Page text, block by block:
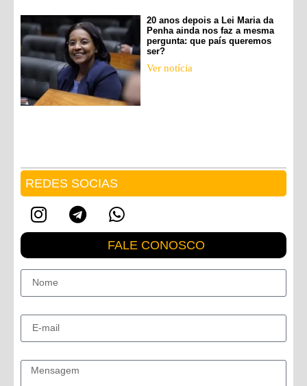
20 anos depois a Lei Maria da
Penha ainda nos faz a mesma
pergunta: que país queremos
ser?
Ver notícia
REDES SOCIAS
FALE CONOSCO